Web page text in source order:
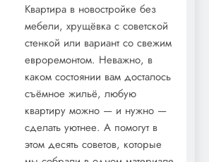
Квартира в новостройке без
мебели, хрущёвка с советской
стенкой или вариант со свежим
евроремонтом. Неважно, в
каком состоянии вам досталось
съёмное жильё, любую
квартиру можно — и нужно —
сделать уютнее. А помогут в
этом десять советов, которые